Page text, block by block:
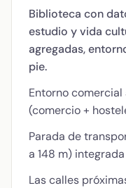
Biblioteca con
estudio y vida
agregadas,
pie.
Entorno comercial
(comercio +
Parada de
a 148 m)
Las calles